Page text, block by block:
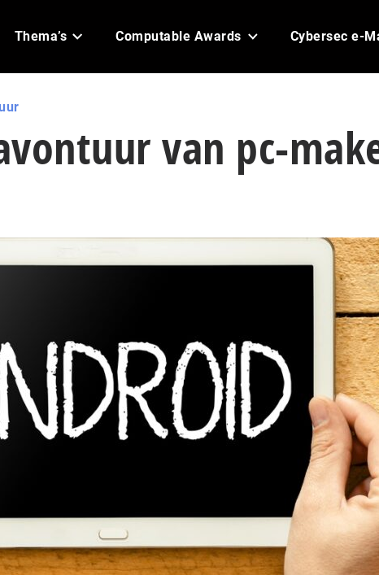
Thema’s Computable Awards Cybersec e-
van pc-